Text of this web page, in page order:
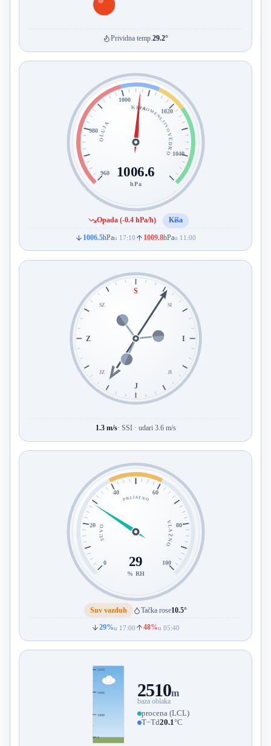
Prividna temp.29.2°
960
980
1000
1020
1040
OLUJA
KIŠAPROMENLJIVO
VEDRO
1006.6
hPa
Opada (-0.4 hPa/h) Kiša
1006.5hPau 17:10 1009.8hPau 11:00
S
I
J
Z
SI
JI
JZ
SZ
1.3 m/s· SSI · udari 3.6 m/s
0
20
40 60
80
100
SUVO
PRIJATNO
VLAŽNO
29
% RH
Suv vazduh Tačka rose10.5°
29%u 17:00 48%u 05:40
0
1000
2000
3000
2510m
baza oblaka
procena (LCL)
T−Td20.1°C